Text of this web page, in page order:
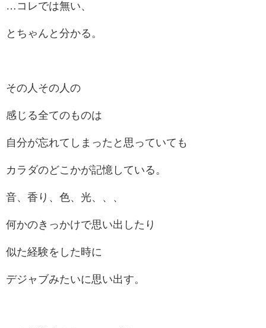
…コレでは無い、
とちゃんと分かる。
その人その人の
感じる全てのものは
自分が忘れてしまったと思っていても
カラダのどこかが記憶している。
音、香り、色、光、、、
何かのきっかけで思い出したり
似た経験をした時に
デジャブみたいに思い出す。